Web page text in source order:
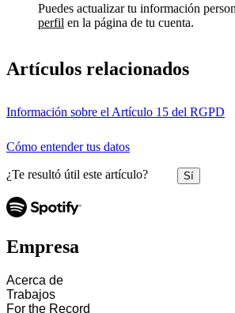
Puedes actualizar tu información
perfil en la página de tu cuenta.
Artículos relacionados
Información sobre el Artículo 15 del RGPD
Cómo entender tus datos
¿Te resultó útil este artículo? Sí
Empresa
Acerca de
Trabajos
For the Record